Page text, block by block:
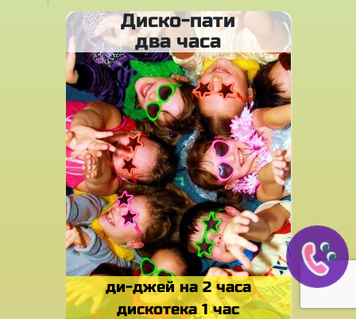
Диско-пати
два часа
ди-джей на 2 часа
дискотека 1 час